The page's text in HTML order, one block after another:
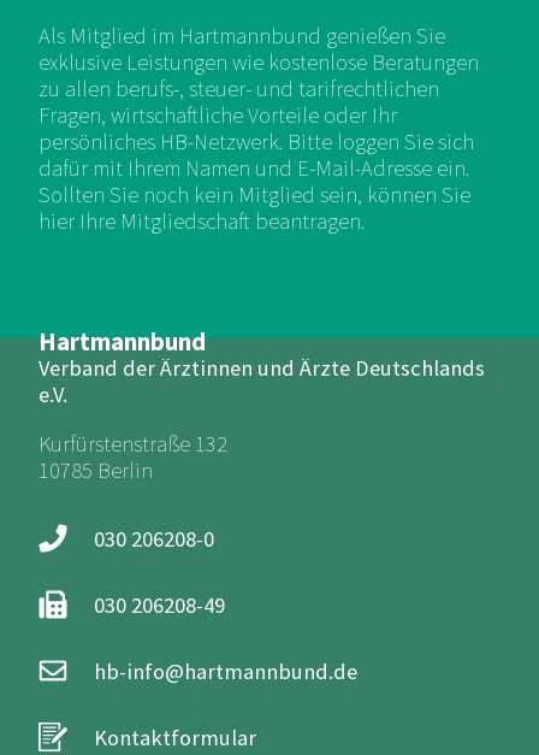
Hartmannbund
Verband der Ärztinnen und Ärzte Deutschlands
e.V.
Kurfürstenstraße 132
10785 Berlin
030 206208-0
030 206208-49
hb-info@hartmannbund.de
Kontaktformular
Als Mitglied im Hartmannbund genießen Sie
exklusive Leistungen wie kostenlose Beratungen
zu allen berufs-, steuer- und tarifrechtlichen
Fragen, wirtschaftliche Vorteile oder Ihr
persönliches HB-Netzwerk. Bitte loggen Sie sich
dafür mit Ihrem Namen und E-Mail-Adresse ein.
Sollten Sie noch kein Mitglied sein, können Sie
hier Ihre Mitgliedschaft beantragen.